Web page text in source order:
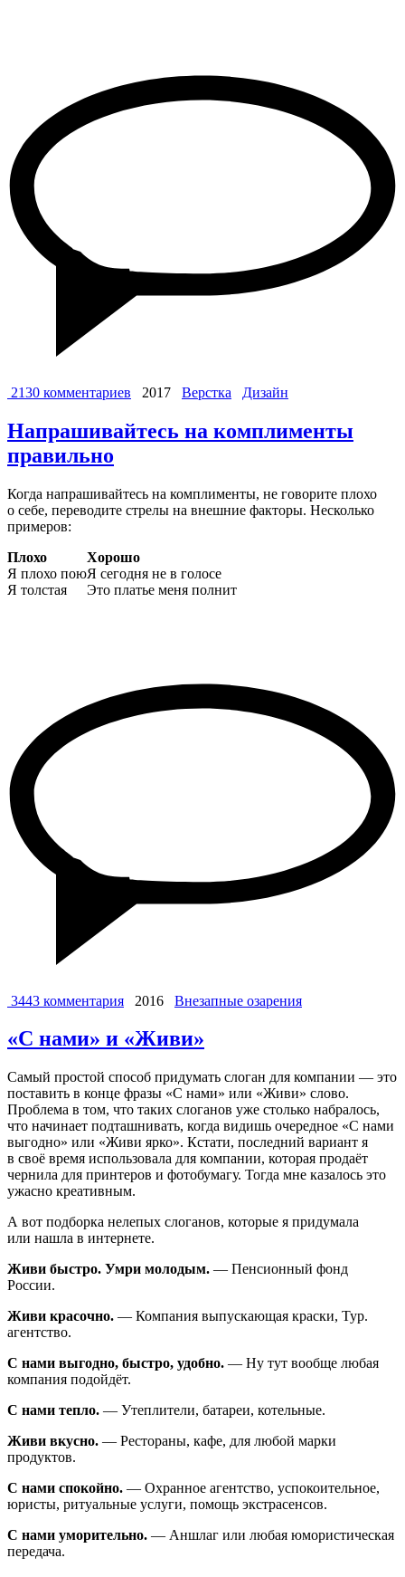
2130 комментариев 2017 Верстка Дизайн
Напрашивайтесь на комплименты
правильно
Когда напрашивайтесь на комплименты, не говорите плохо
о себе, переводите стрелы на внешние факторы. Несколько
примеров:
Плохо
Хорошо
Я плохо поюЯ сегодня не в голосе
Я толстая
Это платье меня полнит
3443 комментария 2016 Внезапные озарения
«С нами» и «Живи»
Самый простой способ придумать слоган для компании — это
поставить в конце фразы «С нами» или «Живи» слово.
Проблема в том, что таких слоганов уже столько набралось,
что начинает подташнивать, когда видишь очередное «С нами
выгодно» или «Живи ярко». Кстати, последний вариант я
в своё время использовала для компании, которая продаёт
чернила для принтеров и фотобумагу. Тогда мне казалось это
ужасно креативным.
А вот подборка нелепых слоганов, которые я придумала
или нашла в интернете.
Живи быстро. Умри молодым. — Пенсионный фонд
России.
Живи красочно. — Компания выпускающая краски, Тур.
агентство.
С нами выгодно, быстро, удобно. — Ну тут вообще любая
компания подойдёт.
С нами тепло. — Утеплители, батареи, котельные.
Живи вкусно. — Рестораны, кафе, для любой марки
продуктов.
С нами спокойно. — Охранное агентство, успокоительное,
юристы, ритуальные услуги, помощь экстрасенсов.
С нами уморительно. — Аншлаг или любая юмористическая
передача.